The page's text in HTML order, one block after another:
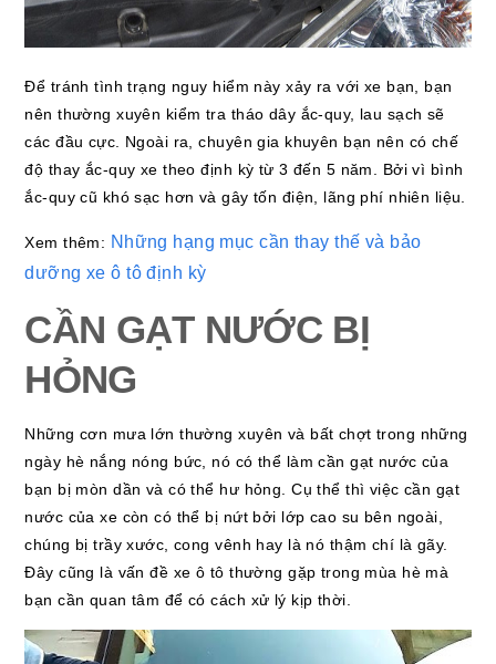
Để tránh tình trạng nguy hiểm này xảy ra với xe bạn, bạn
nên thường xuyên kiểm tra tháo dây ắc-quy, lau sạch sẽ
các đầu cực. Ngoài ra, chuyên gia khuyên bạn nên có chế
độ thay ắc-quy xe theo định kỳ từ 3 đến 5 năm. Bởi vì bình
ắc-quy cũ khó sạc hơn và gây tốn điện, lãng phí nhiên liệu.
Xem thêm: Những hạng mục cần thay thế và bảo
dưỡng xe ô tô định kỳ
CẦN GẠT NƯỚC BỊ
HỎNG
Những cơn mưa lớn thường xuyên và bất chợt trong những
ngày hè nắng nóng bức, nó có thể làm cần gạt nước của
bạn bị mòn dần và có thể hư hỏng. Cụ thể thì việc cần gạt
nước của xe còn có thể bị nứt bởi lớp cao su bên ngoài,
chúng bị trầy xước, cong vênh hay là nó thậm chí là gãy.
Đây cũng là vấn đề xe ô tô thường gặp trong mùa hè mà
bạn cần quan tâm để có cách xử lý kịp thời.